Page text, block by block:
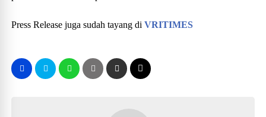
Press Release juga sudah tayang diVRITIMES